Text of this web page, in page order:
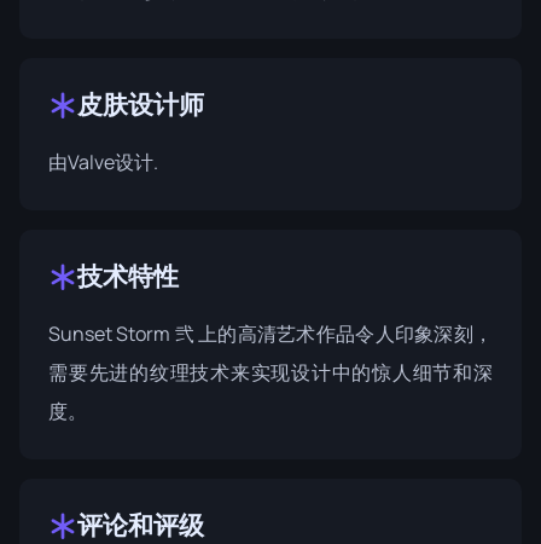
皮肤设计师
由Valve设计.
技术特性
Sunset Storm 弐 上的高清艺术作品令人印象深刻，
需要先进的纹理技术来实现设计中的惊人细节和深
度。
评论和评级